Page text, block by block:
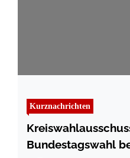
Kurznachrichten
Bundestagswahl